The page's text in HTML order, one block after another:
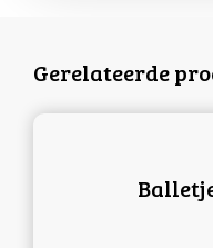
Gerelateerde